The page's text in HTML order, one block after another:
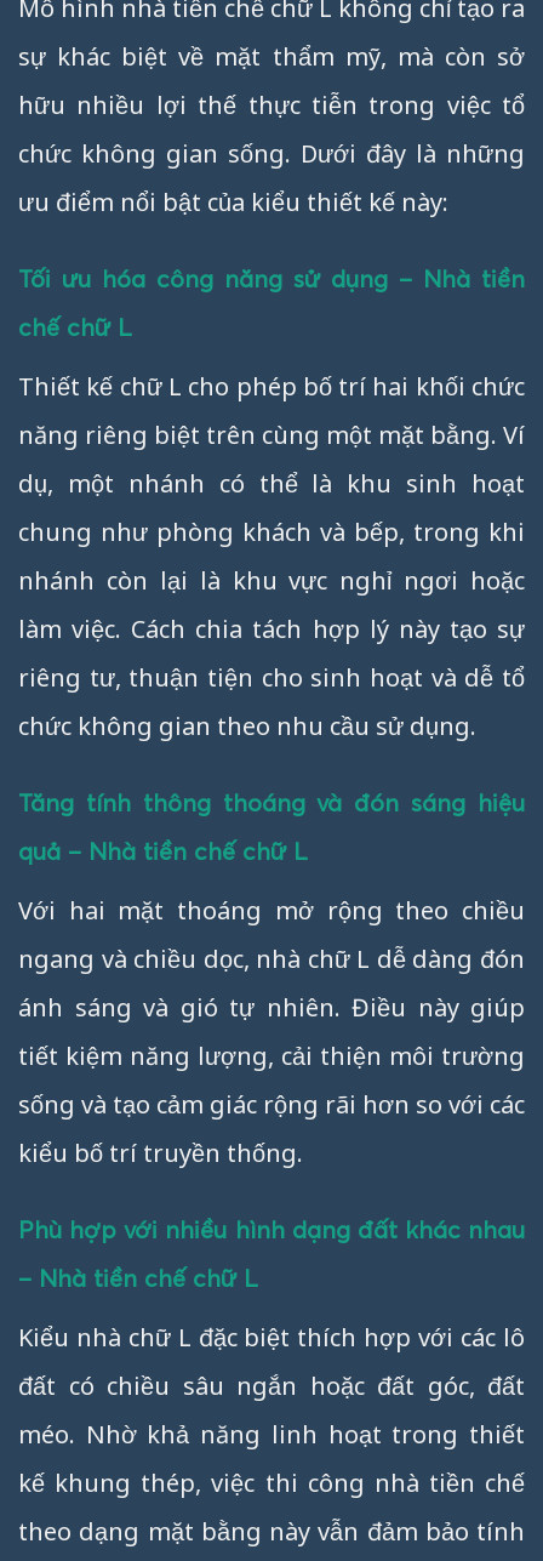
Mô hình nhà tiền chế chữ L không chỉ tạo ra
sự khác biệt về mặt thẩm mỹ, mà còn sở
hữu nhiều lợi thế thực tiễn trong việc tổ
chức không gian sống. Dưới đây là những
ưu điểm nổi bật của kiểu thiết kế này:
Tối ưu hóa công năng sử dụng – Nhà tiền
chế chữ L
Thiết kế chữ L cho phép bố trí hai khối chức
năng riêng biệt trên cùng một mặt bằng. Ví
dụ, một nhánh có thể là khu sinh hoạt
chung như phòng khách và bếp, trong khi
nhánh còn lại là khu vực nghỉ ngơi hoặc
làm việc. Cách chia tách hợp lý này tạo sự
riêng tư, thuận tiện cho sinh hoạt và dễ tổ
chức không gian theo nhu cầu sử dụng.
Tăng tính thông thoáng và đón sáng hiệu
quả – Nhà tiền chế chữ L
Với hai mặt thoáng mở rộng theo chiều
ngang và chiều dọc, nhà chữ L dễ dàng đón
ánh sáng và gió tự nhiên. Điều này giúp
tiết kiệm năng lượng, cải thiện môi trường
sống và tạo cảm giác rộng rãi hơn so với các
kiểu bố trí truyền thống.
Phù hợp với nhiều hình dạng đất khác nhau
– Nhà tiền chế chữ L
Kiểu nhà chữ L đặc biệt thích hợp với các lô
đất có chiều sâu ngắn hoặc đất góc, đất
méo. Nhờ khả năng linh hoạt trong thiết
kế khung thép, việc thi công nhà tiền chế
theo dạng mặt bằng này vẫn đảm bảo tính